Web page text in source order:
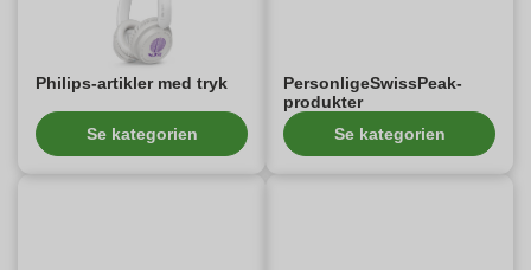
Philips-artikler med tryk
Se kategorien
PersonligeSwissPeak-
produkter
Se kategorien